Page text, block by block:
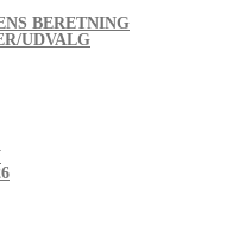
BERETNING
UDVALG